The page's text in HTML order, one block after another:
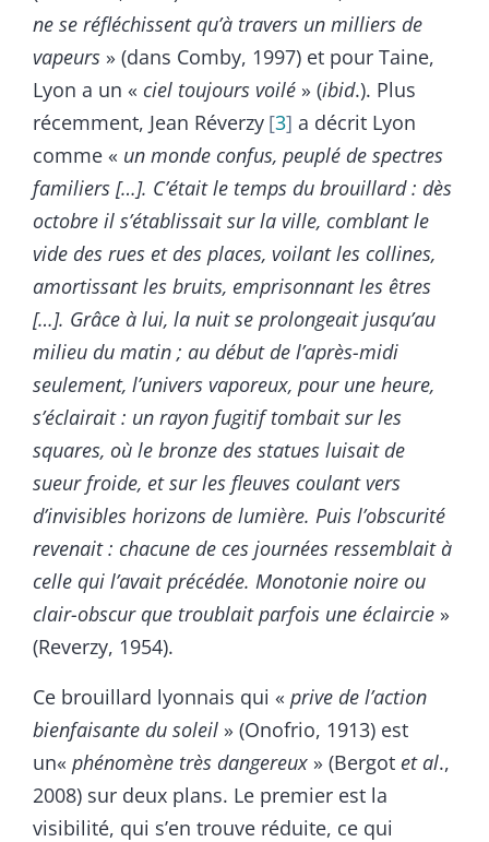
ne se réfléchissent qu’à travers un milliers de
vapeurs » (dans Comby, 1997) et pour Taine,
Lyon a un « ciel toujours voilé » (ibid.). Plus
récemment, Jean Réverzy 3 a décrit Lyon
comme « un monde confus, peuplé de spectres
familiers […]. C’était le temps du brouillard : dès
octobre il s’établissait sur la ville, comblant le
vide des rues et des places, voilant les collines,
amortissant les bruits, emprisonnant les êtres
[…]. Grâce à lui, la nuit se prolongeait jusqu’au
milieu du matin ; au début de l’après-midi
seulement, l’univers vaporeux, pour une heure,
s’éclairait : un rayon fugitif tombait sur les
squares, où le bronze des statues luisait de
sueur froide, et sur les fleuves coulant vers
d’invisibles horizons de lumière. Puis l’obscurité
revenait : chacune de ces journées ressemblait à
celle qui l’avait précédée. Monotonie noire ou
clair-obscur que troublait parfois une éclaircie »
(Reverzy, 1954).
Ce brouillard lyonnais qui « prive de l’action
bienfaisante du soleil » (Onofrio, 1913) est
un« phénomène très dangereux » (Bergot et al.,
2008) sur deux plans. Le premier est la
visibilité, qui s’en trouve réduite, ce qui